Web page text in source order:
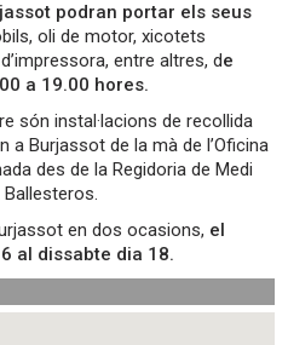
podran portar els seus
oli de motor, xicotets
entre altres, de
a 19.00 hores.
són instal·lacions de recollida
a Burjassot de la mà de l’Oficina
des de la Regidoria de Medi
en dos ocasions, el
al dissabte dia 18.